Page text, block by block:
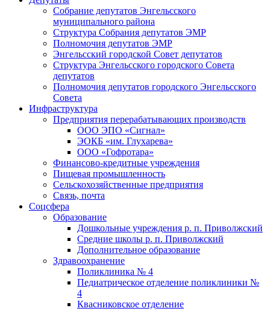
Собрание депутатов Энгельсского
муниципального района
Структура Собрания депутатов ЭМР
Полномочия депутатов ЭМР
Энгельсский городской Совет депутатов
Структура Энгельсского городского Совета
депутатов
Полномочия депутатов городского Энгельсского
Совета
Инфраструктура
Предприятия перерабатывающих производств
ООО ЭПО «Сигнал»
ЭОКБ «им. Глухарева»
ООО «Гофротара»
Финансово-кредитные учреждения
Пищевая промышленность
Сельскохозяйственные предприятия
Связь, почта
Соцсфера
Образование
Дошкольные учреждения р. п. Приволжский
Средние школы р. п. Приволжский
Дополнительное образование
Здравоохранение
Поликлиника № 4
Педиатрическое отделение поликлиники №
4
Квасниковское отделение